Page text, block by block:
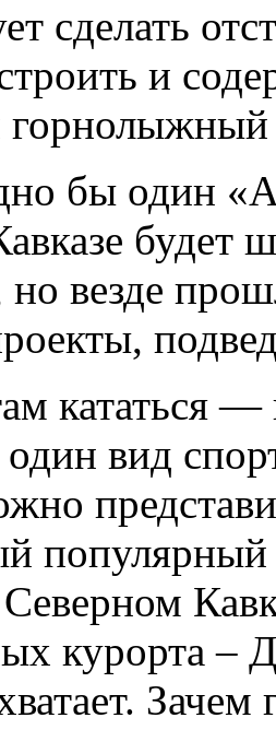
сделать
и
бы один
будет
везде
кататься
один вид
курорта –
Зачем